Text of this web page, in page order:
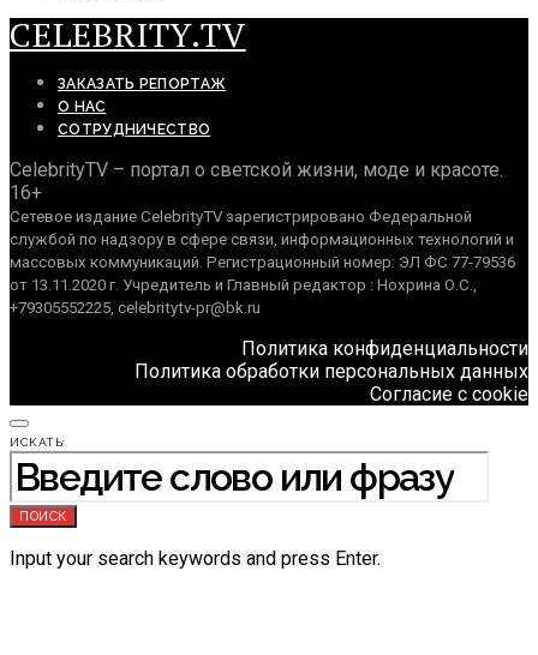
CELEBRITY.TV
ЗАКАЗАТЬ РЕПОРТАЖ
О НАС
СОТРУДНИЧЕСТВО
CelebrityTV – портал о светской жизни, моде и красоте.
16+
Сетевое издание CelebrityTV зарегистрировано Федеральной
службой по надзору в сфере связи, информационных технологий и
массовых коммуникаций. Регистрационный номер: ЭЛ ФС 77-79536
от 13.11.2020 г. Учредитель и Главный редактор : Нохрина О.С.,
+79305552225, celebritytv-pr@bk.ru
Политика конфиденциальности
Политика обработки персональных данных
Согласие с cookie
ИСКАТЬ:
ПОИСК
Input your search keywords and press Enter.